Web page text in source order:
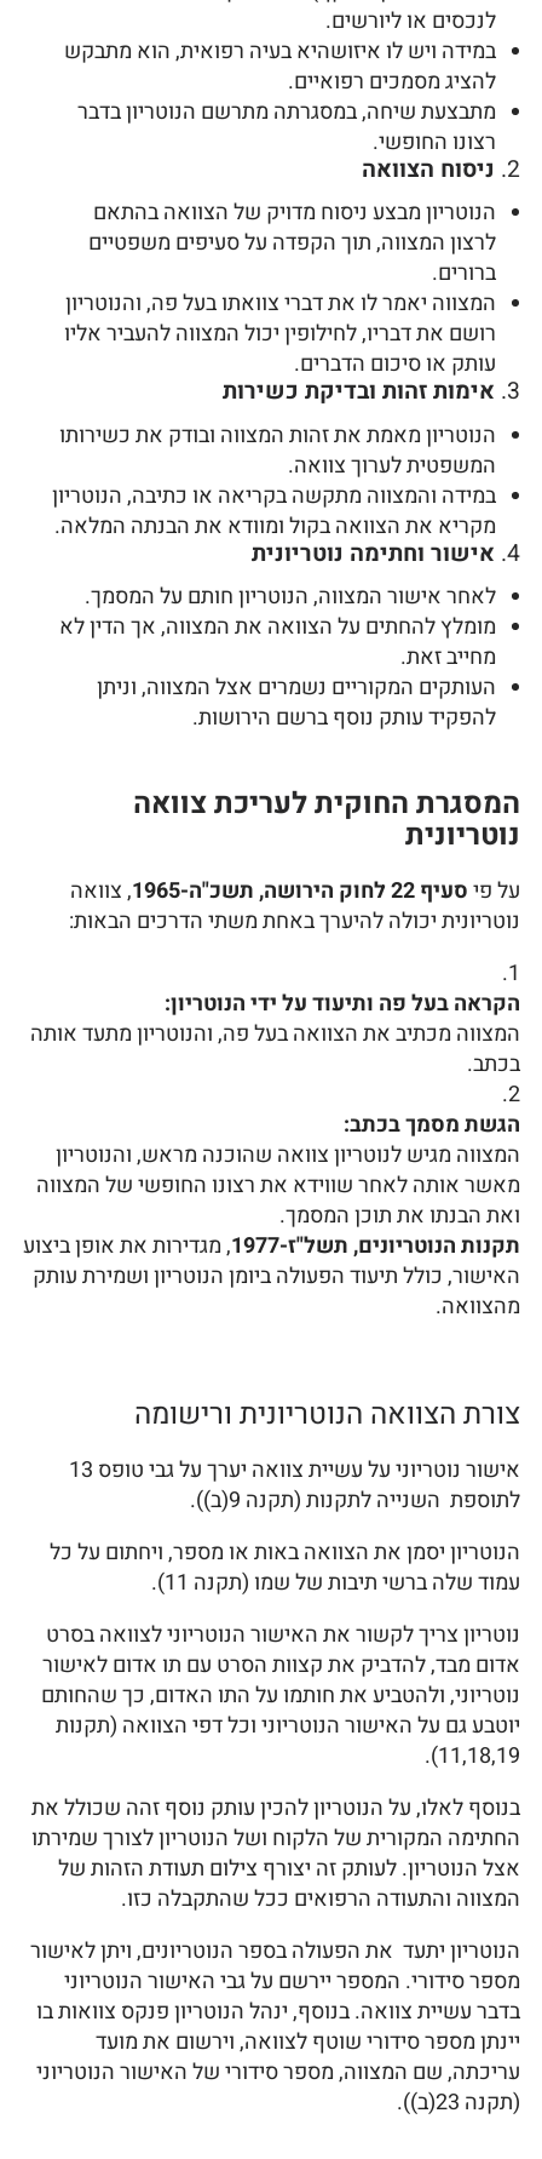
לנכסים או ליורשים.
במידה ויש לו איזושהיא בעיה רפואית, הוא מתבקש
להציג מסמכים רפואיים.
מתבצעת שיחה, במסגרתה מתרשם הנוטריון בדבר
רצונו החופשי.
2. ניסוח הצוואה
הנוטריון מבצע ניסוח מדויק של הצוואה בהתאם
לרצון המצווה, תוך הקפדה על סעיפים משפטיים
ברורים.
המצווה יאמר לו את דברי צוואתו בעל פה, והנוטריון
רושם את דבריו, לחילופין יכול המצווה להעביר אליו
עותק או סיכום הדברים.
3. אימות זהות ובדיקת כשירות
הנוטריון מאמת את זהות המצווה ובודק את כשירותו
המשפטית לערוך צוואה.
במידה והמצווה מתקשה בקריאה או כתיבה, הנוטריון
מקריא את הצוואה בקול ומוודא את הבנתה המלאה.
4. אישור וחתימה נוטריונית
לאחר אישור המצווה, הנוטריון חותם על המסמך.
מומלץ להחתים על הצוואה את המצווה, אך הדין לא
מחייב זאת.
העותקים המקוריים נשמרים אצל המצווה, וניתן
להפקיד עותק נוסף ברשם הירושות.
המסגרת החוקית לעריכת צוואה
נוטריונית
על פיסעיף 22 לחוק הירושה, תשכ"ה-1965
, צוואה
נוטריונית יכולה להיערך באחת משתי הדרכים הבאות:
הקראה בעל פה ותיעוד על ידי הנוטריון:
המצווה מכתיב את הצוואה בעל פה, והנוטריון מתעד אותה
בכתב.
הגשת מסמך בכתב:
המצווה מגיש לנוטריון צוואה שהוכנה מראש, והנוטריון
מאשר אותה לאחר שווידא את רצונו החופשי של המצווה
ואת הבנתו את תוכן המסמך.
תקנות הנוטריונים, תשל"ז-1977
, מגדירות את אופן ביצוע
האישור, כולל תיעוד הפעולה ביומן הנוטריון ושמירת עותק
מהצוואה.
צורת הצוואה הנוטריונית ורישומה
אישור נוטריוני על עשיית צוואה יערך על גבי טופס 13
לתוספת השנייה לתקנות (תקנה 9(ב)).
הנוטריון יסמן את הצוואה באות או מספר, ויחתום על כל
עמוד שלה ברשי תיבות של שמו (תקנה 11).
נוטריון צריך לקשור את האישור הנוטריוני לצוואה בסרט
אדום מבד, להדביק את קצוות הסרט עם תו אדום לאישור
נוטריוני, ולהטביע את חותמו על התו האדום, כך שהחותם
יוטבע גם על האישור הנוטריוני וכל דפי הצוואה (תקנות
11,18,19).
בנוסף לאלו, על הנוטריון להכין עותק נוסף זהה שכולל את
החתימה המקורית של הלקוח ושל הנוטריון לצורך שמירתו
אצל הנוטריון. לעותק זה יצורף צילום תעודת הזהות של
המצווה והתעודה הרפואים ככל שהתקבלה כזו.
הנוטריון יתעד את הפעולה בספר הנוטריונים, ויתן לאישור
מספר סידורי. המספר יירשם על גבי האישור הנוטריוני
בדבר עשיית צוואה. בנוסף, ינהל הנוטריון פנקס צוואות בו
יינתן מספר סידורי שוטף לצוואה, וירשום את מועד
עריכתה, שם המצווה, מספר סידורי של האישור הנוטריוני
(תקנה 23(ב)).